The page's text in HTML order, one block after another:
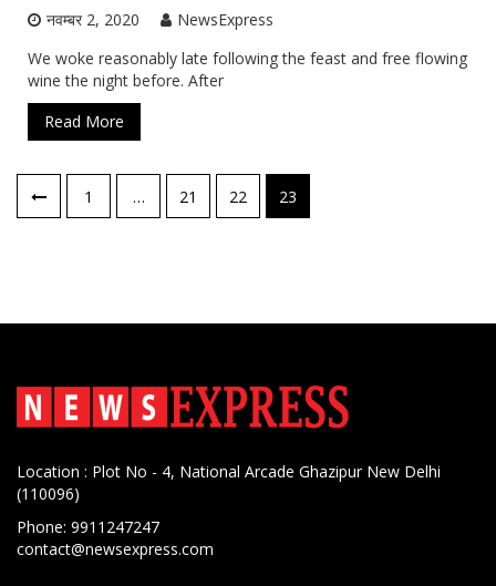
नवम्बर 2, 2020
NewsExpress
We woke reasonably late following the feast and free flowing
wine the night before. After
Read More
पोस्ट्स
नेविगेशन
1 … 21 22 23
Location : Plot No - 4, National Arcade Ghazipur New Delhi
(110096)
Phone: 9911247247
contact@newsexpress.com